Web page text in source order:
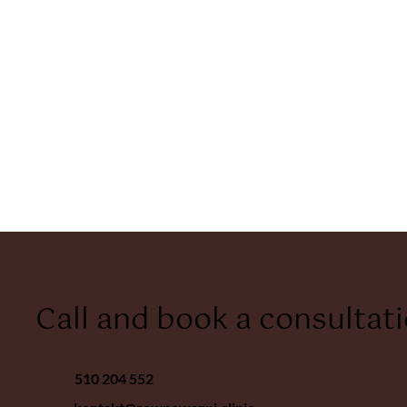
Call and book a
510 204 552